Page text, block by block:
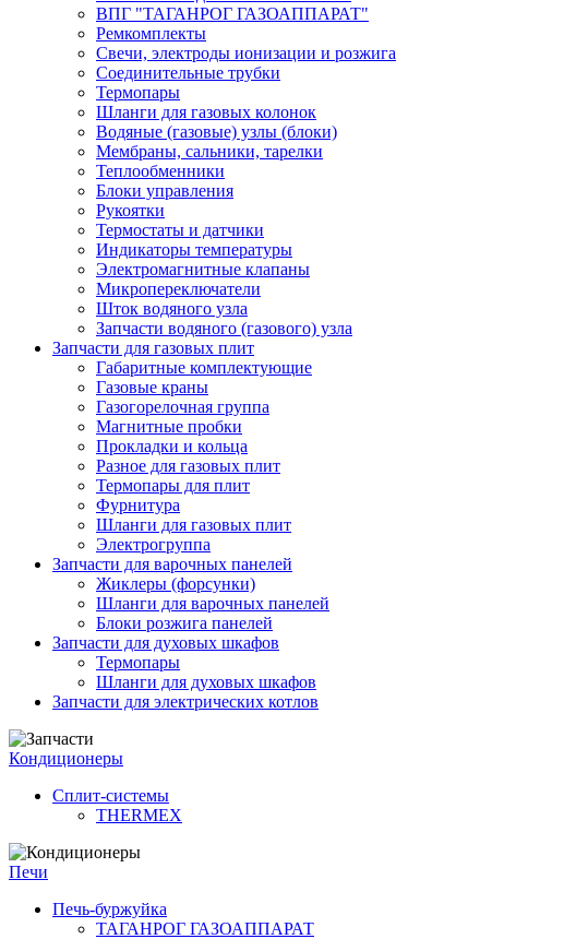
ВПГ "ТАГАНРОГ ГАЗОАППАРАТ"
Ремкомплекты
Свечи, электроды ионизации и розжига
Соединительные трубки
Термопары
Шланги для газовых колонок
Водяные (газовые) узлы (блоки)
Мембраны, сальники, тарелки
Теплообменники
Блоки управления
Рукоятки
Термостаты и датчики
Индикаторы температуры
Электромагнитные клапаны
Микропереключатели
Шток водяного узла
Запчасти водяного (газового) узла
Запчасти для газовых плит
Габаритные комплектующие
Газовые краны
Газогорелочная группа
Магнитные пробки
Прокладки и кольца
Разное для газовых плит
Термопары для плит
Фурнитура
Шланги для газовых плит
Электрогруппа
Запчасти для варочных панелей
Жиклеры (форсунки)
Шланги для варочных панелей
Блоки розжига панелей
Запчасти для духовых шкафов
Термопары
Шланги для духовых шкафов
Запчасти для электрических котлов
Кондиционеры
Сплит-системы
THERMEX
Печи
Печь-буржуйка
ТАГАНРОГ ГАЗОАППАРАТ